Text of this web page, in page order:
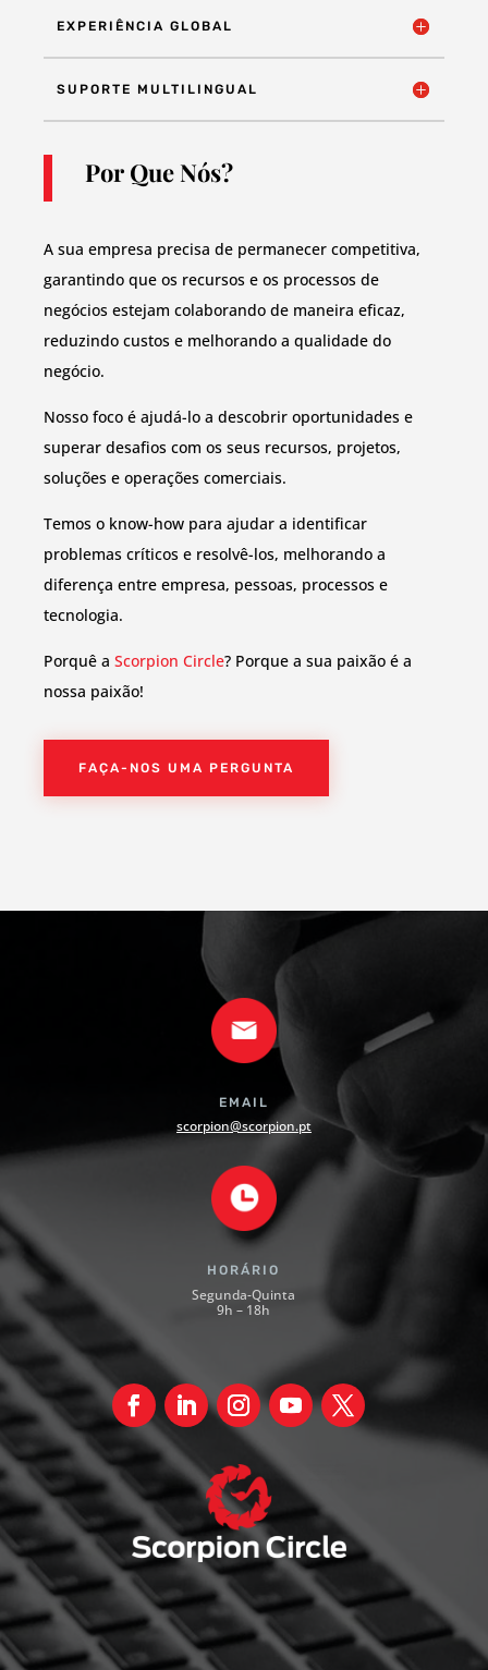
EXPERIÊNCIA GLOBAL
SUPORTE MULTILINGUAL
Por Que Nós?
A sua empresa precisa de permanecer competitiva,
garantindo que os recursos e os processos de
negócios estejam colaborando de maneira eficaz,
reduzindo custos e melhorando a qualidade do
negócio.
Nosso foco é ajudá-lo a descobrir oportunidades e
superar desafios com os seus recursos, projetos,
soluções e operações comerciais.
Temos o know-how para ajudar a identificar
problemas críticos e resolvê-los, melhorando a
diferença entre empresa, pessoas, processos e
tecnologia.
Porquê a Scorpion Circle? Porque a sua paixão é a
nossa paixão!
FAÇA-NOS UMA PERGUNTA
EMAIL
scorpion@scorpion.pt
HORÁRIO
Segunda-Quinta
9h – 18h